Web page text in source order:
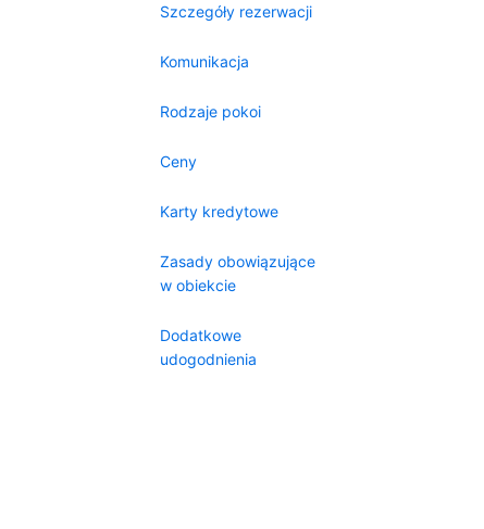
Szczegóły rezerwacji
Komunikacja
Rodzaje pokoi
Ceny
Karty kredytowe
Zasady obowiązujące
w obiekcie
Dodatkowe
udogodnienia